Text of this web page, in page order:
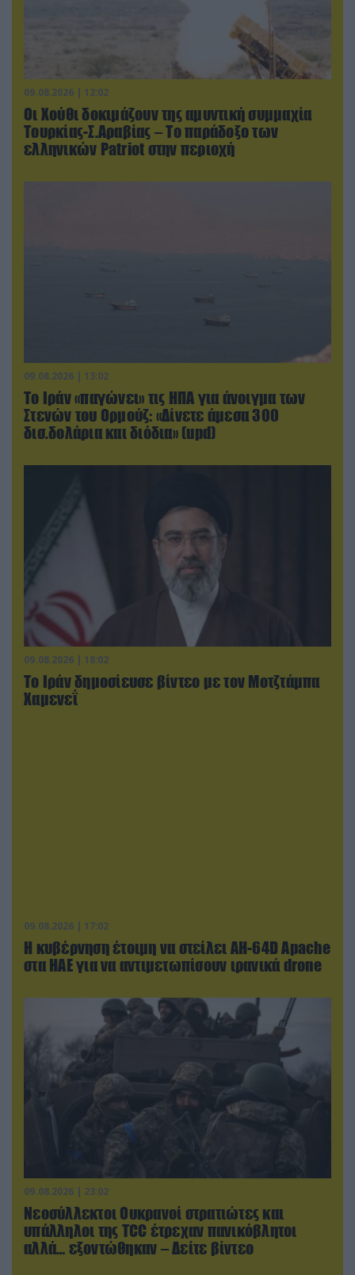
09.08.2026 | 12:02
Οι Χούθι δοκιμάζουν της αμυντική συμμαχία
Τουρκίας-Σ.Αραβίας – Το παράδοξο των
ελληνικών Patriot στην περιοχή
09.08.2026 | 13:02
Το Ιράν «παγώνει» τις ΗΠΑ για άνοιγμα των
Στενών του Ορμούζ: «Δίνετε άμεσα 300
δισ.δολάρια και διόδια» (upd)
09.08.2026 | 18:02
Το Ιράν δημοσίευσε βίντεο με τον Μοτζτάμπα
Χαμενεΐ
09.08.2026 | 17:02
Η κυβέρνηση έτοιμη να στείλει AH-64D Apache
στα ΗΑΕ για να αντιμετωπίσουν ιρανικά drone
09.08.2026 | 23:02
Νεοσύλλεκτοι Ουκρανοί στρατιώτες και
υπάλληλοι της TCC έτρεχαν πανικόβλητοι
αλλά… εξοντώθηκαν – Δείτε βίντεο